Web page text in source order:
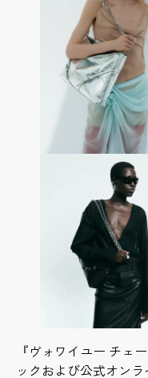
『ヴォワイユー チェ
ックおよび公式オン